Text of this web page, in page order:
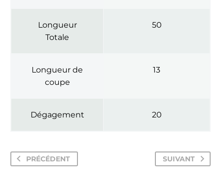
Longueur
Totale
50
Longueur de
coupe
13
Dégagement 20
PRÉCÉDENT SUIVANT